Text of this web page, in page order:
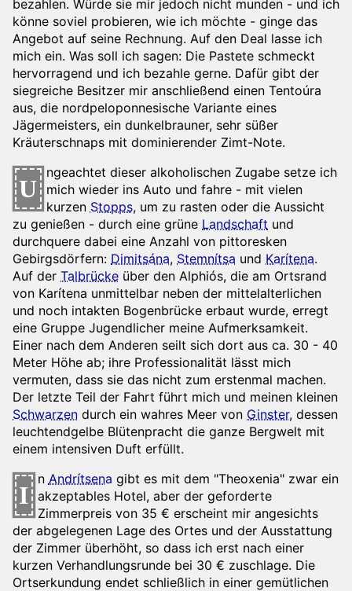
bezahlen. Würde sie mir jedoch nicht munden - und ich
könne soviel probieren, wie ich möchte - ginge das
Angebot auf seine Rechnung. Auf den Deal lasse ich
mich ein. Was soll ich sagen: Die Pastete schmeckt
hervorragend und ich bezahle gerne. Dafür gibt der
siegreiche Besitzer mir anschließend einen Tentoúra
aus, die nordpeloponnesische Variante eines
Jägermeisters, ein dunkelbrauner, sehr süßer
Kräuterschnaps mit dominierender Zimt-Note.
U
ngeachtet dieser alkoholischen Zugabe setze ich
mich wieder ins Auto und fahre - mit vielen
kurzen Stopps, um zu rasten oder die Aussicht
zu genießen - durch eine grüne Landschaft und
durchquere dabei eine Anzahl von pittoresken
Gebirgsdörfern: Dimitsána, Stemnítsa und Karítena.
Auf der Talbrücke über den Alphiós, die am Ortsrand
von Karítena unmittelbar neben der mittelalterlichen
und noch intakten Bogenbrücke erbaut wurde, erregt
eine Gruppe Jugendlicher meine Aufmerksamkeit.
Einer nach dem Anderen seilt sich dort aus ca. 30 - 40
Meter Höhe ab; ihre Professionalität lässt mich
vermuten, dass sie das nicht zum erstenmal machen.
Der letzte Teil der Fahrt führt mich und meinen kleinen
Schwarzen durch ein wahres Meer von Ginster, dessen
leuchtendgelbe Blütenpracht die ganze Bergwelt mit
einem intensiven Duft erfüllt.
I
n Andrítsena gibt es mit dem "Theoxenia" zwar ein
akzeptables Hotel, aber der geforderte
Zimmerpreis von 35 € erscheint mir angesichts
der abgelegenen Lage des Ortes und der Ausstattung
der Zimmer überhöht, so dass ich erst nach einer
kurzen Verhandlungsrunde bei 30 € zuschlage. Die
Ortserkundung endet schließlich in einer gemütlichen